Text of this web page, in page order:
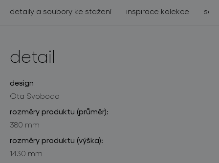
detaily a soubory ke stažení inspirace kolekce
detail
design
Ota Svoboda
rozměry produktu (průměr):
380 mm
rozměry produktu (výška):
1430 mm